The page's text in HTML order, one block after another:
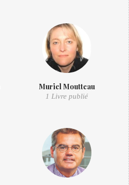
Muriel Moutteau
1 Livre publié